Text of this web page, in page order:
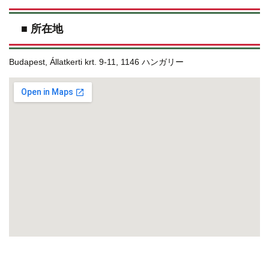
■ 所在地
Budapest, Állatkerti krt. 9-11, 1146 ハンガリー